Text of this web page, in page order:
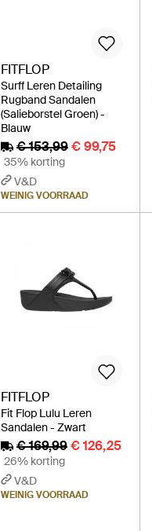
FITFLOP
Surff Leren Detailing
Rugband Sandalen
(Salieborstel Groen) -
Blauw
€ 153,99 € 99,75
35% korting
V&D
WEINIG VOORRAAD
FITFLOP
Fit Flop Lulu Leren
Sandalen - Zwart
€ 169,99 € 126,25
26% korting
V&D
WEINIG VOORRAAD